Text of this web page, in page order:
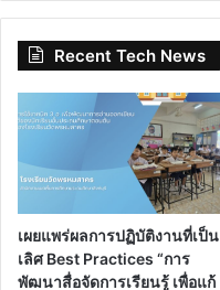
Recent Tech News
เผยแพร่ผลการปฏิบัติงานที่เป็น
เลิศ Best Practices “การ
พัฒนาสื่อจัดการเรียนรู้ เพื่อแก้